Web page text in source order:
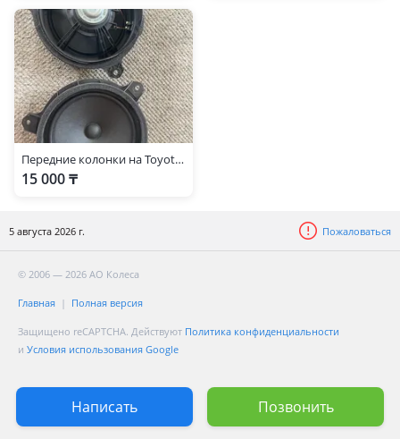
Передние колонки на Toyota Land Cruiser Prado 150
15 000 ₸
5 августа 2026 г. Пожаловаться
Написать Позвонить
© 2006 — 2026 АО Колеса
Главная Полная версия
Защищено reCAPTCHA. Действуют Политика конфиденциальности
и Условия использования Google